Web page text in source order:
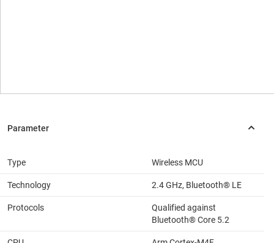
Type Wireless MCU
Technology 2.4 GHz, Bluetooth® LE
Protocols
Qualified against
Bluetooth® Core 5.2